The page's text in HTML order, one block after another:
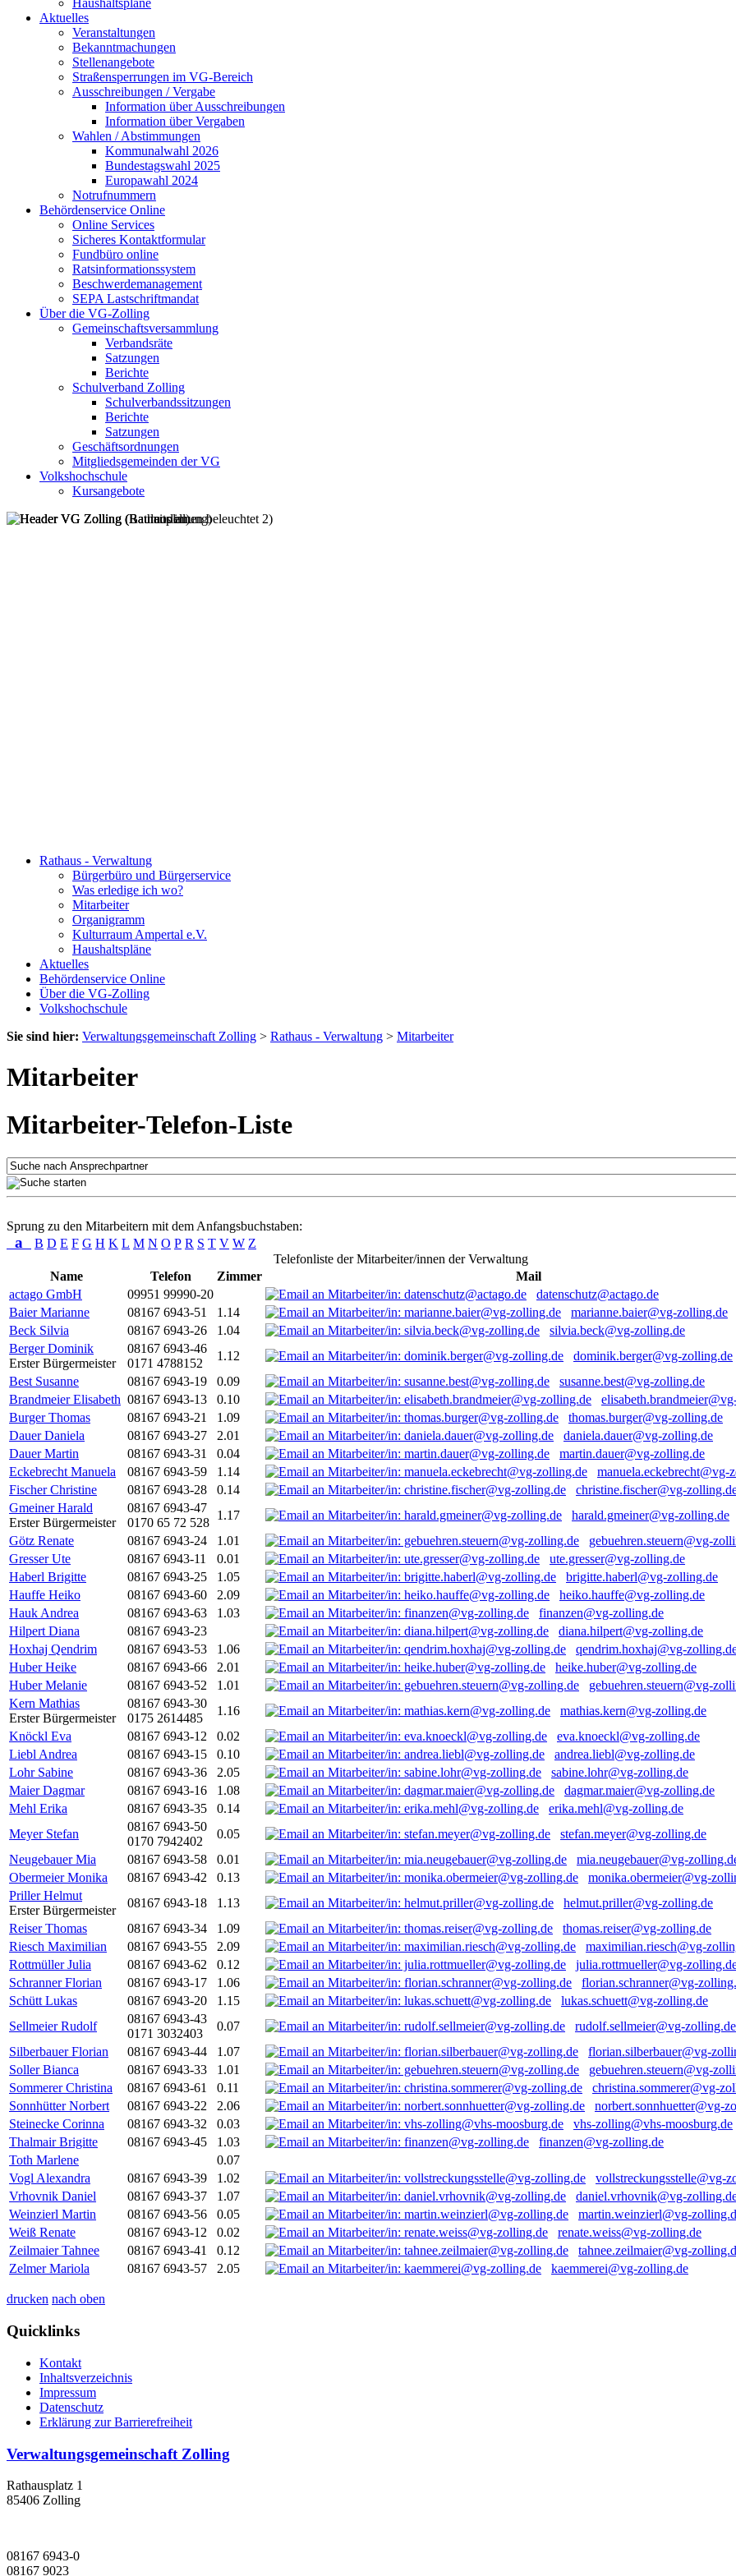
Haushaltspläne
Aktuelles
Veranstaltungen
Bekanntmachungen
Stellenangebote
Straßensperrungen im VG-Bereich
Ausschreibungen / Vergabe
Information über Ausschreibungen
Information über Vergaben
Wahlen / Abstimmungen
Kommunalwahl 2026
Bundestagswahl 2025
Europawahl 2024
Notrufnummern
Behördenservice Online
Online Services
Sicheres Kontaktformular
Fundbüro online
Ratsinformationssystem
Beschwerdemanagement
SEPA Lastschriftmandat
Über die VG-Zolling
Gemeinschaftsversammlung
Verbandsräte
Satzungen
Berichte
Schulverband Zolling
Schulverbandssitzungen
Berichte
Satzungen
Geschäftsordnungen
Mitgliedsgemeinden der VG
Volkshochschule
Kursangebote
Rathaus - Verwaltung
Bürgerbüro und Bürgerservice
Was erledige ich wo?
Mitarbeiter
Organigramm
Kulturraum Ampertal e.V.
Haushaltspläne
Aktuelles
Behördenservice Online
Über die VG-Zolling
Volkshochschule
Sie sind hier: Verwaltungsgemeinschaft Zolling > Rathaus - Verwaltung > Mitarbeiter
Mitarbeiter
Mitarbeiter-Telefon-Liste
Sprung zu den Mitarbeitern mit dem Anfangsbuchstaben:
a B D E F G H K L M N O P R S T V W Z
Telefonliste der Mitarbeiter/innen der Verwaltung
Name
Telefon Zimmer
Mail
actago GmbH
09951 99990-20
datenschutz@actago.de
Baier Marianne
08167 6943-51 1.14
marianne.baier@vg-zolling.de
Beck Silvia
08167 6943-26 1.04
silvia.beck@vg-zolling.de
Berger Dominik
Erster Bürgermeister
08167 6943-46
0171 4788152
1.12
dominik.berger@vg-zolling.de
Best Susanne
08167 6943-19 0.09
susanne.best@vg-zolling.de
Brandmeier Elisabeth 08167 6943-13 0.10
Burger Thomas
08167 6943-21 1.09
thomas.burger@vg-zolling.de
Dauer Daniela
08167 6943-27 2.01
daniela.dauer@vg-zolling.de
Dauer Martin
08167 6943-31 0.04
martin.dauer@vg-zolling.de
Eckebrecht Manuela
08167 6943-59 1.14
manuela.eckebrecht@vg-
Fischer Christine
08167 6943-28 0.14
christine.fischer@vg-
Gmeiner Harald
Erster Bürgermeister
08167 6943-47
0170 65 72 528
1.17
harald.gmeiner@vg-zolling.de
Götz Renate
08167 6943-24 1.01
gebuehren.steuern@vg-
Gresser Ute
08167 6943-11 0.01
ute.gresser@vg-zolling.de
Haberl Brigitte
08167 6943-25 1.05
brigitte.haberl@vg-zolling.de
Hauffe Heiko
08167 6943-60 2.09
heiko.hauffe@vg-zolling.de
Hauk Andrea
08167 6943-63 1.03
finanzen@vg-zolling.de
Hilpert Diana
08167 6943-23
diana.hilpert@vg-zolling.de
Hoxhaj Qendrim
08167 6943-53 1.06
qendrim.hoxhaj@vg-
Huber Heike
08167 6943-66 2.01
heike.huber@vg-zolling.de
Huber Melanie
08167 6943-52 1.01
gebuehren.steuern@vg-
Kern Mathias
Erster Bürgermeister
08167 6943-30
0175 2614485
1.16
mathias.kern@vg-zolling.de
Knöckl Eva
08167 6943-12 0.02
eva.knoeckl@vg-zolling.de
Liebl Andrea
08167 6943-15 0.10
andrea.liebl@vg-zolling.de
Lohr Sabine
08167 6943-36 2.05
sabine.lohr@vg-zolling.de
Maier Dagmar
08167 6943-16 1.08
dagmar.maier@vg-zolling.de
Mehl Erika
08167 6943-35 0.14
erika.mehl@vg-zolling.de
Meyer Stefan
08167 6943-50
0170 7942402
0.05
stefan.meyer@vg-zolling.de
Neugebauer Mia
08167 6943-58 0.01
mia.neugebauer@vg-
Obermeier Monika
08167 6943-42 0.13
monika.obermeier@vg-
Priller Helmut
Erster Bürgermeister
08167 6943-18 1.13
helmut.priller@vg-zolling.de
Reiser Thomas
08167 6943-34 1.09
thomas.reiser@vg-zolling.de
Riesch Maximilian
08167 6943-55 2.09
maximilian.riesch@vg-
Rottmüller Julia
08167 6943-62 0.12
julia.rottmueller@vg-
Schranner Florian
08167 6943-17 1.06
florian.schranner@vg-
Schütt Lukas
08167 6943-20 1.15
lukas.schuett@vg-zolling.de
Sellmeier Rudolf
08167 6943-43
0171 3032403
0.07
rudolf.sellmeier@vg-zolling.de
Silberbauer Florian
08167 6943-44 1.07
florian.silberbauer@vg-
Soller Bianca
08167 6943-33 1.01
gebuehren.steuern@vg-
Sommerer Christina
08167 6943-61 0.11
christina.sommerer@vg-
Sonnhütter Norbert
08167 6943-22 2.06
norbert.sonnhuetter@vg-
Steinecke Corinna
08167 6943-32 0.03
vhs-zolling@vhs-moosburg.de
Thalmair Brigitte
08167 6943-45 1.03
finanzen@vg-zolling.de
Toth Marlene
0.07
Vogl Alexandra
08167 6943-39 1.02
vollstreckungsstelle@vg-
Vrhovnik Daniel
08167 6943-37 1.07
daniel.vrhovnik@vg-
Weinzierl Martin
08167 6943-56 0.05
martin.weinzierl@vg-
Weiß Renate
08167 6943-12 0.02
renate.weiss@vg-zolling.de
Zeilmaier Tahnee
08167 6943-41 0.12
tahnee.zeilmaier@vg-
Zelmer Mariola
08167 6943-57 2.05 kaemmerei@vg-zolling.de
drucken nach oben
Quicklinks
Kontakt
Inhaltsverzeichnis
Impressum
Datenschutz
Erklärung zur Barrierefreiheit
Verwaltungsgemeinschaft Zolling
Rathausplatz 1
85406 Zolling
08167 6943-0
08167 9023